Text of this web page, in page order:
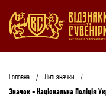
Головна
Литі значки
Значок - Національна Поліція